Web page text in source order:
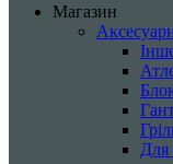
Магазин
Для